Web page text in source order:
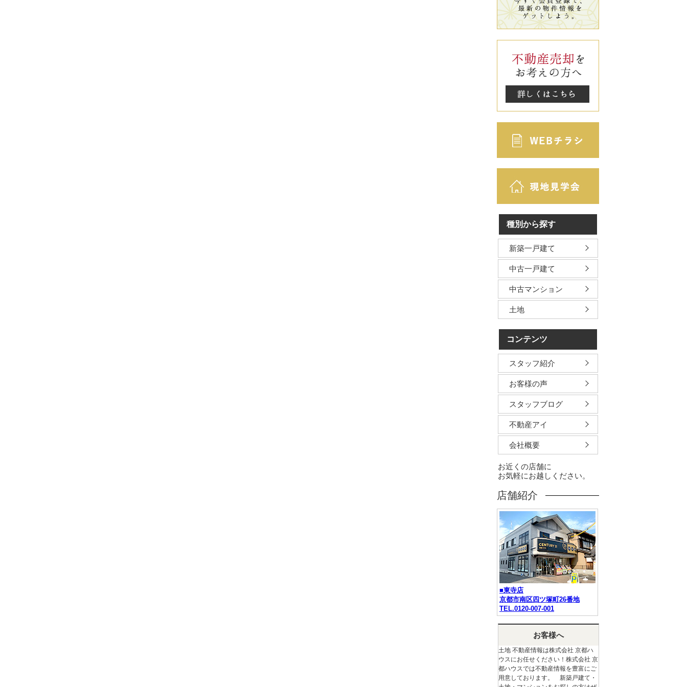
種別から探す
新築一戸建て
中古一戸建て
中古マンション
土地
コンテンツ
スタッフ紹介
お客様の声
スタッフブログ
不動産アイ
会社概要
お近くの店舗に
お気軽にお越しください。
店舗紹介
■東寺店
京都市南区四ツ塚町26番地
TEL.0120-007-001
お客様へ
土地 不動産情報は株式会社 京都ハ
ウスにお任せください！株式会社 京
都ハウスでは不動産情報を豊富にご
用意しております。 新築戸建て・